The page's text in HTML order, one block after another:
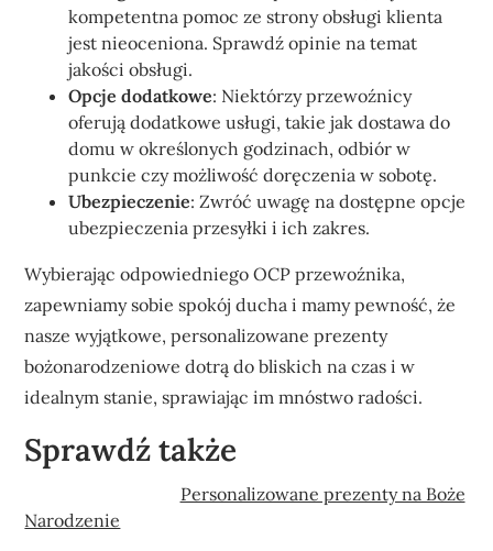
kompetentna pomoc ze strony obsługi klienta
jest nieoceniona. Sprawdź opinie na temat
jakości obsługi.
Opcje dodatkowe: Niektórzy przewoźnicy
oferują dodatkowe usługi, takie jak dostawa do
domu w określonych godzinach, odbiór w
punkcie czy możliwość doręczenia w sobotę.
Ubezpieczenie: Zwróć uwagę na dostępne opcje
ubezpieczenia przesyłki i ich zakres.
Wybierając odpowiedniego OCP przewoźnika,
zapewniamy sobie spokój ducha i mamy pewność, że
nasze wyjątkowe, personalizowane prezenty
bożonarodzeniowe dotrą do bliskich na czas i w
idealnym stanie, sprawiając im mnóstwo radości.
Sprawdź także
Personalizowane prezenty na Boże
Narodzenie